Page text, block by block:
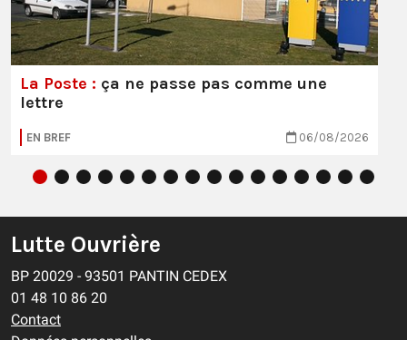
La Poste : ça ne passe pas comme une
lettre
EN BREF 06/08/2026
Lutte Ouvrière
BP 20029 - 93501 PANTIN CEDEX
01 48 10 86 20
Contact